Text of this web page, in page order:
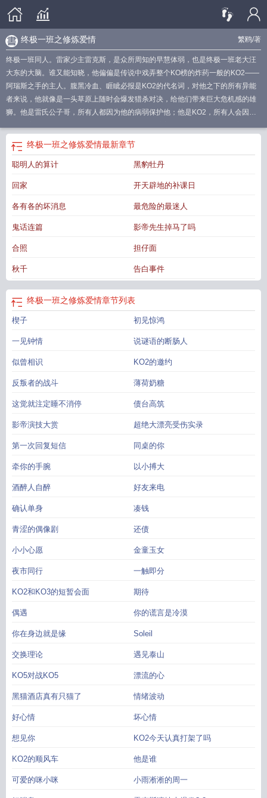
繁鸥/著
终极一班之修炼爱情
终极一班同人。雷家少主雷克斯，是众所周知的早慧体弱，也是终极一班老大汪
大东的大脑。谁又能知晓，他偏偏是传说中戏弄整个KO榜的炸药一般的KO2——
阿瑞斯之手的主人。腹黑冷血、睚眦必报是KO2的代名词，对他之下的所有异能
者来说，他就像是一头草原上随时会爆发猎杀对决，给他们带来巨大危机感的雄
狮。他是雷氏公子哥，所有人都因为他的病弱保护他；他是KO2，所有人会因为
控着棋盘上的每一颗棋子，享受着棋手的乐趣。可轮回旋转的秒针，悄声带走了
他的潮湿，兀然为他送来了3000公里外的纷扬大雪。松林的小豹子披霜带雪匆匆
赶来，如一支青竹扎根台湾。在正好的时间，他们相遇。在他人生中第十八次雨
量。今生180场雨雪，换莲台结缘。所以他们的缘，可能不止相逢。高傲睥睨回
避型和外冷内热拧巴型的终极对决，共同修炼爱情这门功课。
修罗终极一班修同人文 终极一班之原创女晋江终极一班之原创
bl终极一班 修 终极一班
极一班修舞
终极一班修出场终极一班纯爱
者系统终极一班之系列终极一班之终极一班之修仙系统终极一班言情终极一
班修的老婆叫什么 终极一班 之终极一班修香
一终极一班之gl终极一班修香文终极一班之自动修炼系统终极一班的修是
谁终极一班之爱上修 终极一班修第一次出场视频
终极一班之修炼爱情最新章节
聪明人的算计 黑豹牡丹
回家 开天辟地的补课日
各有各的坏消息 最危险的最迷人
鬼话连篇 影帝先生掉马了吗
合照 担仔面
秋千 告白事件
终极一班之修炼爱情章节列表
楔子 初见惊鸿
一见钟情 说谜语的断肠人
似曾相识 KO2的邀约
反叛者的战斗 薄荷奶糖
这觉就注定睡不消停 债台高筑
影帝演技大赏 超绝大漂亮受伤实录
第一次回复短信 同桌的你
牵你的手腕 以小搏大
酒醉人自醉 好友来电
确认单身 凑钱
青涩的偶像剧 还债
小小心愿 金童玉女
夜市同行 一触即分
KO2和KO3的短暂会面 期待
偶遇 你的谎言是冷漠
你在身边就是缘 Soleil
交换理论 遇见泰山
KO5对战KO5 漂流的心
黑猫酒店真有只猫了 情绪波动
好心情 坏心情
想见你 KO2今天认真打架了吗
KO2的顺风车 他是谁
可爱的咪小咪 小雨淅淅的周一